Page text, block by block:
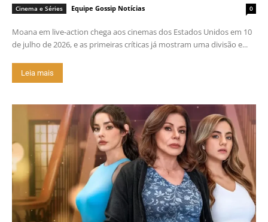
Cinema e Séries Equipe Gossip Notícias 0
Moana em live-action chega aos cinemas dos Estados Unidos em 10
de julho de 2026, e as primeiras críticas já mostram uma divisão e...
Leia mais